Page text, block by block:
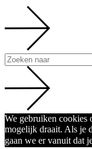
We gebruiken cookies
mogelijk draait. Als je
gaan we er vanuit dat